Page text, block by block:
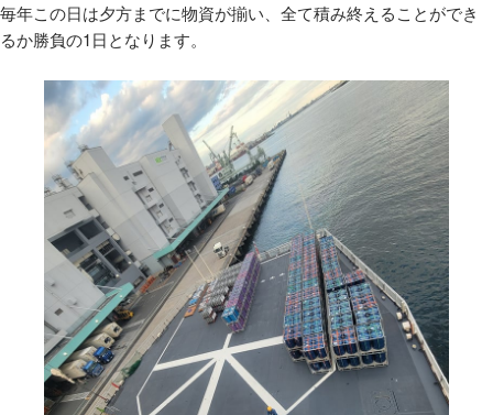
毎年この日は夕方までに物資が揃い、全て積み終えることができ
るか勝負の1日となります。